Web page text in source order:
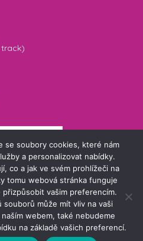
)
práva vyhrazena.
se soubory cookies, které nám
a personalizovat nabídky.
co a jak ve svém prohlížeči na
tomu webová stránka funguje
přizpůsobit vašim preferencím.
může mít vliv na vaši
webem, také nebudeme
na základě vašich preferencí.